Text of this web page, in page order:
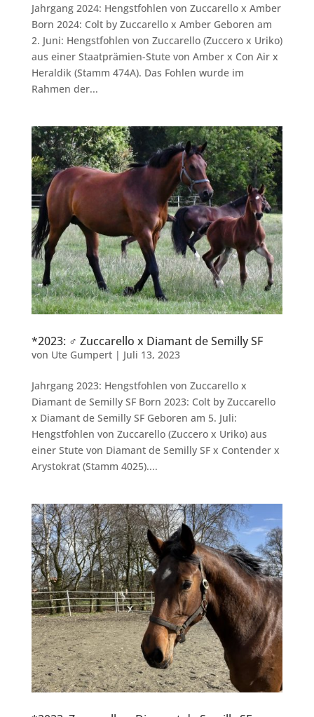
Jahrgang 2024: Hengstfohlen von Zuccarello x Amber
Born 2024: Colt by Zuccarello x Amber Geboren am
2. Juni: Hengstfohlen von Zuccarello (Zuccero x Uriko)
aus einer Staatprämien-Stute von Amber x Con Air x
Heraldik (Stamm 474A). Das Fohlen wurde im
Rahmen der...
*2023: ♂ Zuccarello x Diamant de Semilly SF
von Ute Gumpert| Juli 13, 2023
Jahrgang 2023: Hengstfohlen von Zuccarello x
Diamant de Semilly SF Born 2023: Colt by Zuccarello
x Diamant de Semilly SF Geboren am 5. Juli:
Hengstfohlen von Zuccarello (Zuccero x Uriko) aus
einer Stute von Diamant de Semilly SF x Contender x
Arystokrat (Stamm 4025)....